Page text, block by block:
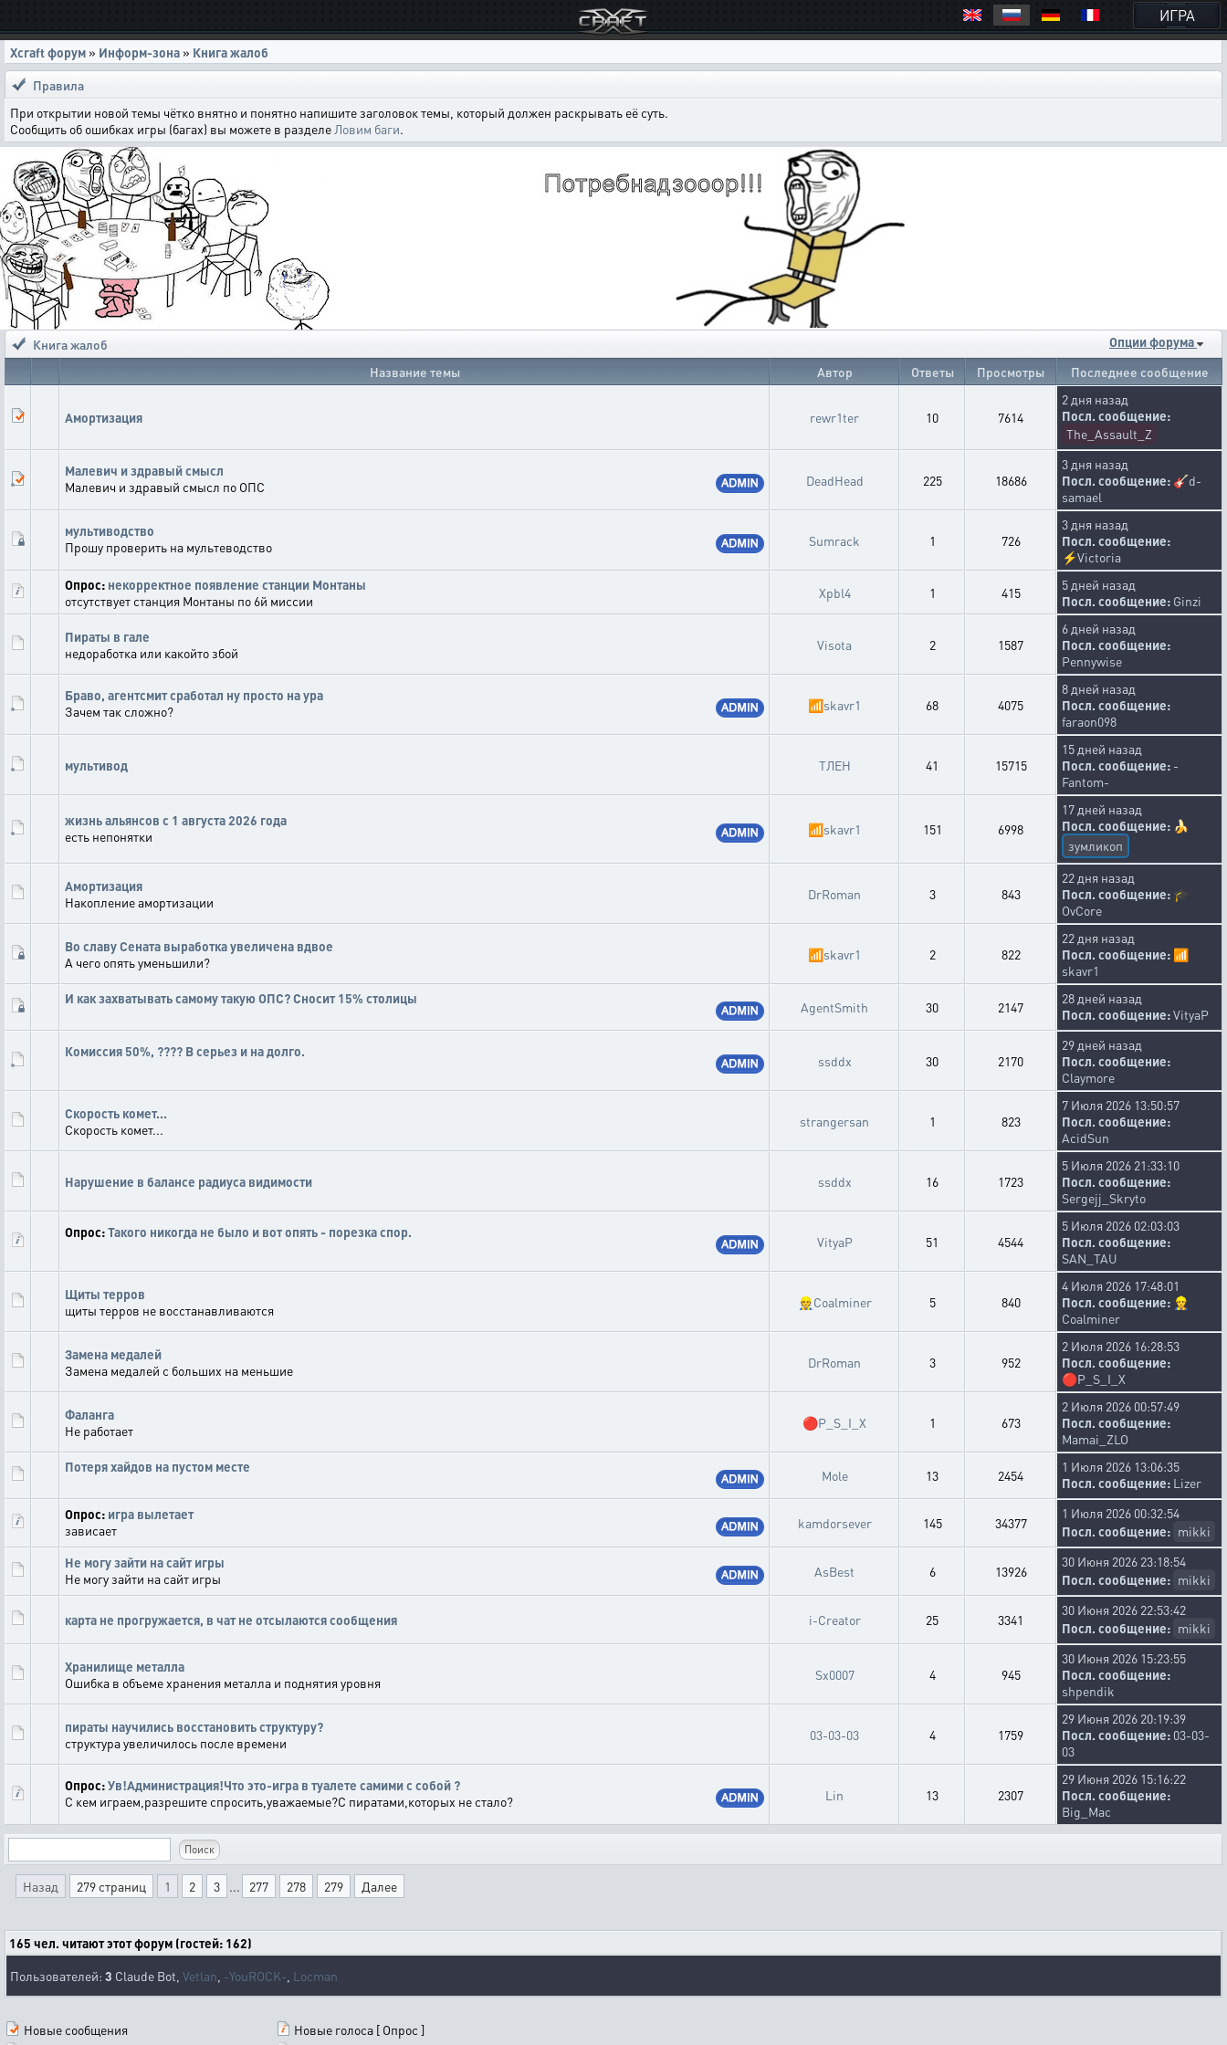
ИГРА
Xcraft форум » Информ-зона » Книга жалоб
Правила
При открытии новой темы чётко внятно и понятно напишите заголовок темы, который должен раскрывать её суть.
Сообщить об ошибках игры (багах) вы можете в разделе Ловим баги.
Книга жалоб
Опции форума
Название темы
Автор Ответы Просмотры Последнее сообщение
Амортизация rewr1ter 10 7614
2 дня назад
Посл. сообщение:
The_Assault_Z
Малевич и здравый смысл
Малевич и здравый смысл по ОПС
DeadHead 225 18686
3 дня назад
Посл. сообщение: 🎸d-
samael
мультиводство
Прошу проверить на мультеводство
Sumrack 1 726
3 дня назад
Посл. сообщение:
⚡Victoria
Опрос: некорректное появление станции Монтаны
отсутствует станция Монтаны по 6й миссии
Xpbl4 1 415
5 дней назад
Посл. сообщение: Ginzi
Пираты в гале
недоработка или какойто збой
Visota 2 1587
6 дней назад
Посл. сообщение:
Pennywise
Браво, агентсмит сработал ну просто на ура
Зачем так сложно?
📶skavr1 68 4075
8 дней назад
Посл. сообщение:
faraon098
мультивод ТЛЕН 41 15715
15 дней назад
Посл. сообщение: -
Fantom-
жизнь альянсов с 1 августа 2026 года
есть непонятки
📶skavr1 151 6998
17 дней назад
Посл. сообщение: 🍌
зумликоп
Амортизация
Накопление амортизации
DrRoman 3 843
22 дня назад
Посл. сообщение: 🎓
OvCore
Во славу Сената выработка увеличена вдвое
А чего опять уменьшили?
📶skavr1 2 822
22 дня назад
Посл. сообщение: 📶
skavr1
И как захватывать самому такую ОПС? Сносит 15% столицы
AgentSmith 30 2147
28 дней назад
Посл. сообщение:VityaP
Комиссия 50%, ???? В серьез и на долго.
ssddx 30 2170
29 дней назад
Посл. сообщение:
Claymore
Скорость комет...
Скорость комет...
strangersan 1 823
7 Июля 2026 13:50:57
Посл. сообщение:
AcidSun
Нарушение в балансе радиуса видимости ssddx 16 1723
5 Июля 2026 21:33:10
Посл. сообщение:
Sergejj_Skryto
Опрос:Такого никогда не было и вот опять - порезка спор.
VityaP 51 4544
5 Июля 2026 02:03:03
Посл. сообщение:
SAN_TAU
Щиты терров
щиты терров не восстанавливаются
👷Coalminer 5 840
4 Июля 2026 17:48:01
Посл. сообщение: 👷
Coalminer
Замена медалей
Замена медалей с больших на меньшие
DrRoman 3 952
2 Июля 2026 16:28:53
Посл. сообщение:
🔴P_S_I_X
Фаланга
Не работает
🔴P_S_I_X 1 673
2 Июля 2026 00:57:49
Посл. сообщение:
Mamai_ZLO
Потеря хайдов на пустом месте
Mole 13 2454
1 Июля 2026 13:06:35
Посл. сообщение: Lizer
Опрос: игра вылетает
зависает
kamdorsever 145 34377
1 Июля 2026 00:32:54
Посл. сообщение: mikki
Не могу зайти на сайт игры
Не могу зайти на сайт игры
AsBest 6 13926
30 Июня 2026 23:18:54
Посл. сообщение: mikki
карта не прогружается, в чат не отсылаются сообщения i-Creator 25 3341
30 Июня 2026 22:53:42
Посл. сообщение: mikki
Хранилище металла
Ошибка в объеме хранения металла и поднятия уровня
Sx0007 4 945
30 Июня 2026 15:23:55
Посл. сообщение:
shpendik
пираты научились восстановить структуру?
структура увеличилось после времени
03-03-03 4 1759
29 Июня 2026 20:19:39
Посл. сообщение: 03-03-
03
Опрос:Ув!Администрация!Что это-игра в туалете самими с собой ?
С кем играем,разрешите спросить,уважаемые?С пиратами,которых не стало?
Lin 13 2307
29 Июня 2026 15:16:22
Посл. сообщение:
Big_Mac
Назад 279 страниц 1 2 3 ... 277 278 279 Далее
165 чел. читают этот форум (гостей: 162)
Пользователей: 3 Claude Bot, Vetlan -YouROCK- Locman
Новые сообщения
Новые голоса [ Опрос ]